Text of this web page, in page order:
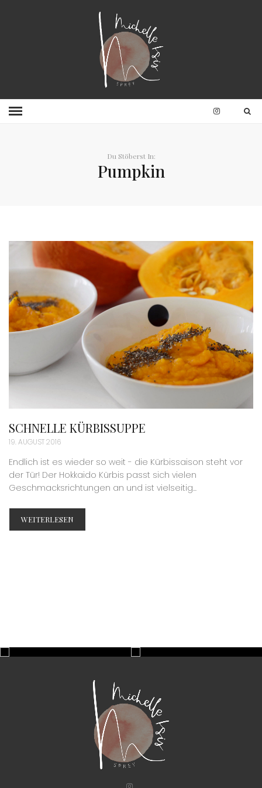
Du Stöberst In:
Pumpkin
SCHNELLE KÜRBISSUPPE
19. AUGUST 2016
Endlich ist es wieder so weit - die Kürbissaison steht vor
der Tür! Der Hokkaido Kürbis passt sich vielen
Geschmacksrichtungen an und ist vielseitig...
WEITERLESEN